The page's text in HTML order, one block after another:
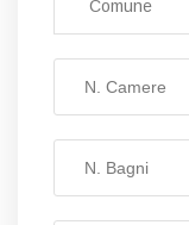
N. Camere
N. Bagni